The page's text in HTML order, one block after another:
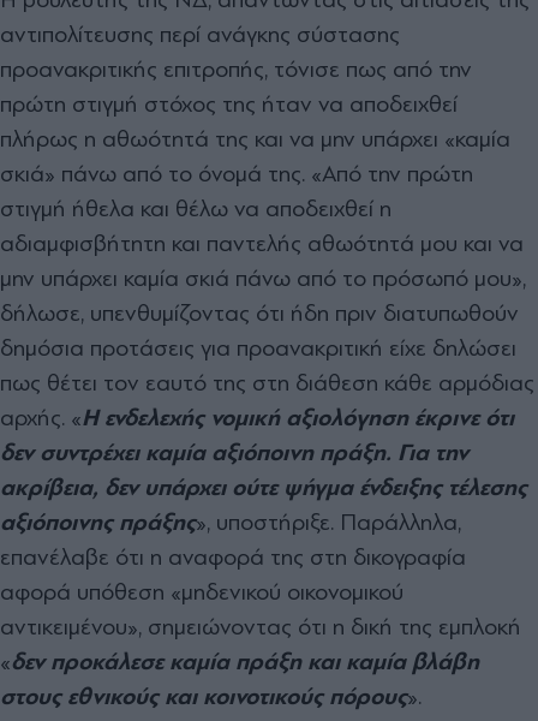
αντιπολίτευσης περί ανάγκης σύστασης
προανακριτικής επιτροπής, τόνισε πως από την
πρώτη στιγμή στόχος της ήταν να αποδειχθεί
πλήρως η αθωότητά της και να μην υπάρχει «καμία
σκιά» πάνω από το όνομά της. «Από την πρώτη
στιγμή ήθελα και θέλω να αποδειχθεί η
αδιαμφισβήτητη και παντελής αθωότητά μου και να
μην υπάρχει καμία σκιά πάνω από το πρόσωπό μου»,
δήλωσε, υπενθυμίζοντας ότι ήδη πριν διατυπωθούν
δημόσια προτάσεις για προανακριτική είχε δηλώσει
πως θέτει τον εαυτό της στη διάθεση κάθε αρμόδιας
αρχής. «Η ενδελεχής νομική αξιολόγηση έκρινε ότι
δεν συντρέχει καμία αξιόποινη πράξη. Για την
ακρίβεια, δεν υπάρχει ούτε ψήγμα ένδειξης τέλεσης
αξιόποινης πράξης», υποστήριξε. Παράλληλα,
επανέλαβε ότι η αναφορά της στη δικογραφία
αφορά υπόθεση «μηδενικού οικονομικού
αντικειμένου», σημειώνοντας ότι η δική της εμπλοκή
«δεν προκάλεσε καμία πράξη και καμία βλάβη
στους εθνικούς και κοινοτικούς πόρους».